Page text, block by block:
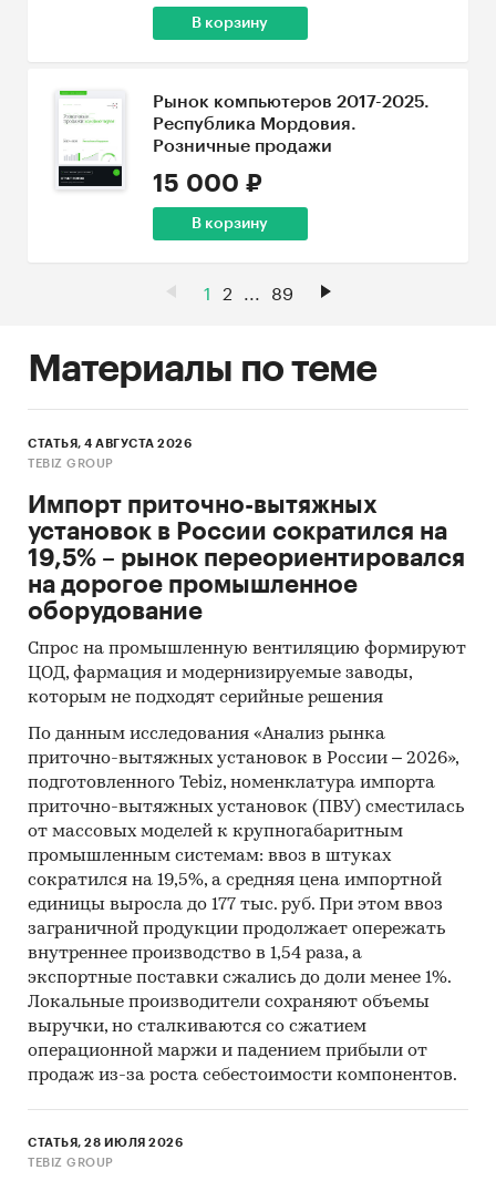
В корзину
Рынок компьютеров 2017-2025.
Республика Мордовия.
Розничные продажи
15 000 ₽
В корзину
1 2 ... 89
Материалы по теме
СТАТЬЯ, 4 АВГУСТА 2026
TEBIZ GROUP
Импорт приточно-вытяжных
установок в России сократился на
19,5% – рынок переориентировался
на дорогое промышленное
оборудование
Спрос на промышленную вентиляцию формируют
ЦОД, фармация и модернизируемые заводы,
которым не подходят серийные решения
По данным исследования «Анализ рынка
приточно-вытяжных установок в России – 2026»,
подготовленного Tebiz, номенклатура импорта
приточно-вытяжных установок (ПВУ) сместилась
от массовых моделей к крупногабаритным
промышленным системам: ввоз в штуках
сократился на 19,5%, а средняя цена импортной
единицы выросла до 177 тыс. руб. При этом ввоз
заграничной продукции продолжает опережать
внутреннее производство в 1,54 раза, а
экспортные поставки сжались до доли менее 1%.
Локальные производители сохраняют объемы
выручки, но сталкиваются со сжатием
операционной маржи и падением прибыли от
продаж из-за роста себестоимости компонентов.
СТАТЬЯ, 28 ИЮЛЯ 2026
TEBIZ GROUP